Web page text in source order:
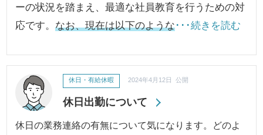
ーの状況を踏まえ、最適な社員教育を行うための対
応です。なお、現在は以下のような･･･続きを読む
休日出勤について
休日・有給休暇 2024年4月12日 公開
休日の業務連絡の有無について気になります。どのよ